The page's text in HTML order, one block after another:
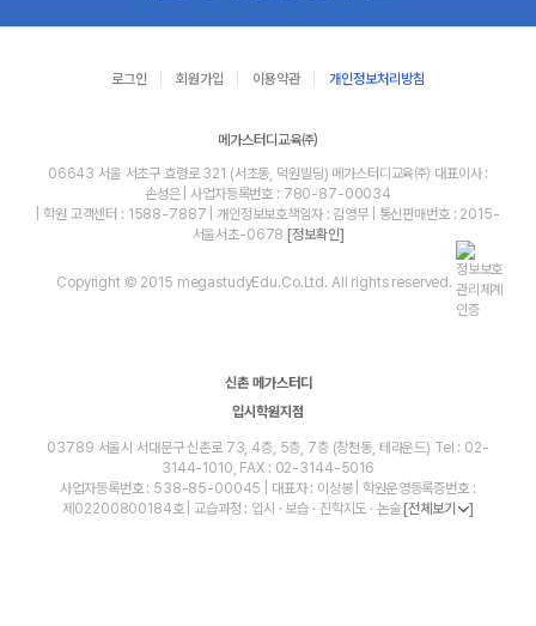
로그인 회원가입 이용약관 개인정보처리방침
메가스터디교육㈜
06643 서울 서초구 효령로 321 (서초동, 덕원빌딩) 메가스터디교육㈜ 대표이사 :
손성은 | 사업자등록번호 : 780-87-00034
| 학원 고객센터 : 1588-7887 | 개인정보보호책임자 : 김영무 | 통신판매번호 : 2015-
서울서초-0678 [정보확인]
Copyright © 2015 megastudyEdu.Co.Ltd. All rights reserved.
신촌 메가스터디
입시학원지점
03789 서울시 서대문구 신촌로 73, 4층, 5층, 7층 (창천동, 테라운드) Tel : 02-
3144-1010, FAX : 02-3144-5016
사업자등록번호 : 538-85-00045 | 대표자 : 이상봉 | 학원운영등록증번호 :
제02200800184호 | 교습과정 : 입시 · 보습 · 진학지도 · 논술 [전체보기 ]